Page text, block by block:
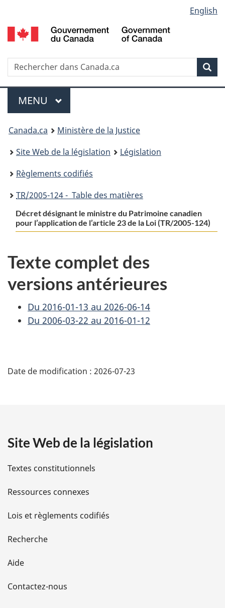
au
contenu
propos
de
la
HTML
simplifiée
selection
English
Recherche
Menu
MENU PRINCIPAL
You
are
here:
Canada.ca
Ministère de la Justice
Site Web de la législation
Législation
Règlements codifiés
TR/2005-124 - Table des matières
Décret désignant le ministre du Patrimoine canadien
pour l’application de l’article 23 de la Loi (TR/2005-124)
Texte complet des
versions antérieures
Du 2016-01-13 au 2026-06-14
Du 2006-03-22 au 2016-01-12
é
i
l
s
d
e
l
Date de modification : 2026-07-23
Site Web de la législation
Textes constitutionnels
Ressources connexes
Lois et règlements codifiés
Recherche
Aide
Contactez-nous